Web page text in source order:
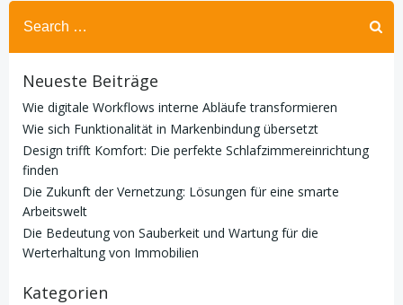
Search
for:
Neueste Beiträge
Wie digitale Workflows interne Abläufe transformieren
Wie sich Funktionalität in Markenbindung übersetzt
Design trifft Komfort: Die perfekte Schlafzimmereinrichtung
finden
Die Zukunft der Vernetzung: Lösungen für eine smarte
Arbeitswelt
Die Bedeutung von Sauberkeit und Wartung für die
Werterhaltung von Immobilien
Kategorien